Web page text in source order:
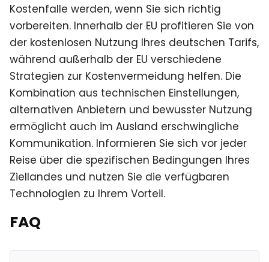
Kostenfalle werden, wenn Sie sich richtig
vorbereiten. Innerhalb der EU profitieren Sie von
der kostenlosen Nutzung Ihres deutschen Tarifs,
während außerhalb der EU verschiedene
Strategien zur Kostenvermeidung helfen. Die
Kombination aus technischen Einstellungen,
alternativen Anbietern und bewusster Nutzung
ermöglicht auch im Ausland erschwingliche
Kommunikation. Informieren Sie sich vor jeder
Reise über die spezifischen Bedingungen Ihres
Ziellandes und nutzen Sie die verfügbaren
Technologien zu Ihrem Vorteil.
FAQ